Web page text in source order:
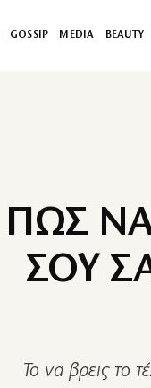
GOSSIP MEDIA BEAUTY
ΠΩΣ ΝΑ
ΣΟΥ
Το να βρεις το